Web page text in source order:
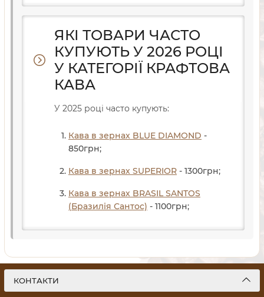
ЯКІ ТОВАРИ ЧАСТО
КУПУЮТЬ У 2026 РОЦІ
У КАТЕГОРІЇ КРАФТОВА
КАВА
У 2025 році часто купують:
Кава в зернах BLUE DIAMOND -
850грн;
Кава в зернах SUPERIOR - 1300грн;
Кава в зернах BRASIL SANTOS
(Бразилія Сантос) - 1100грн;
КОНТАКТИ